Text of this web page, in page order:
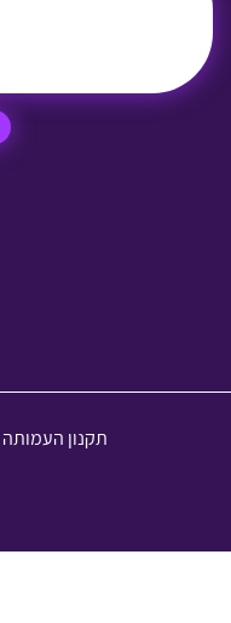
תקנון העמותה